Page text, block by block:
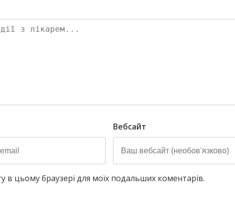
Вебсайт
в цьому браузері для моїх подальших коментарів.